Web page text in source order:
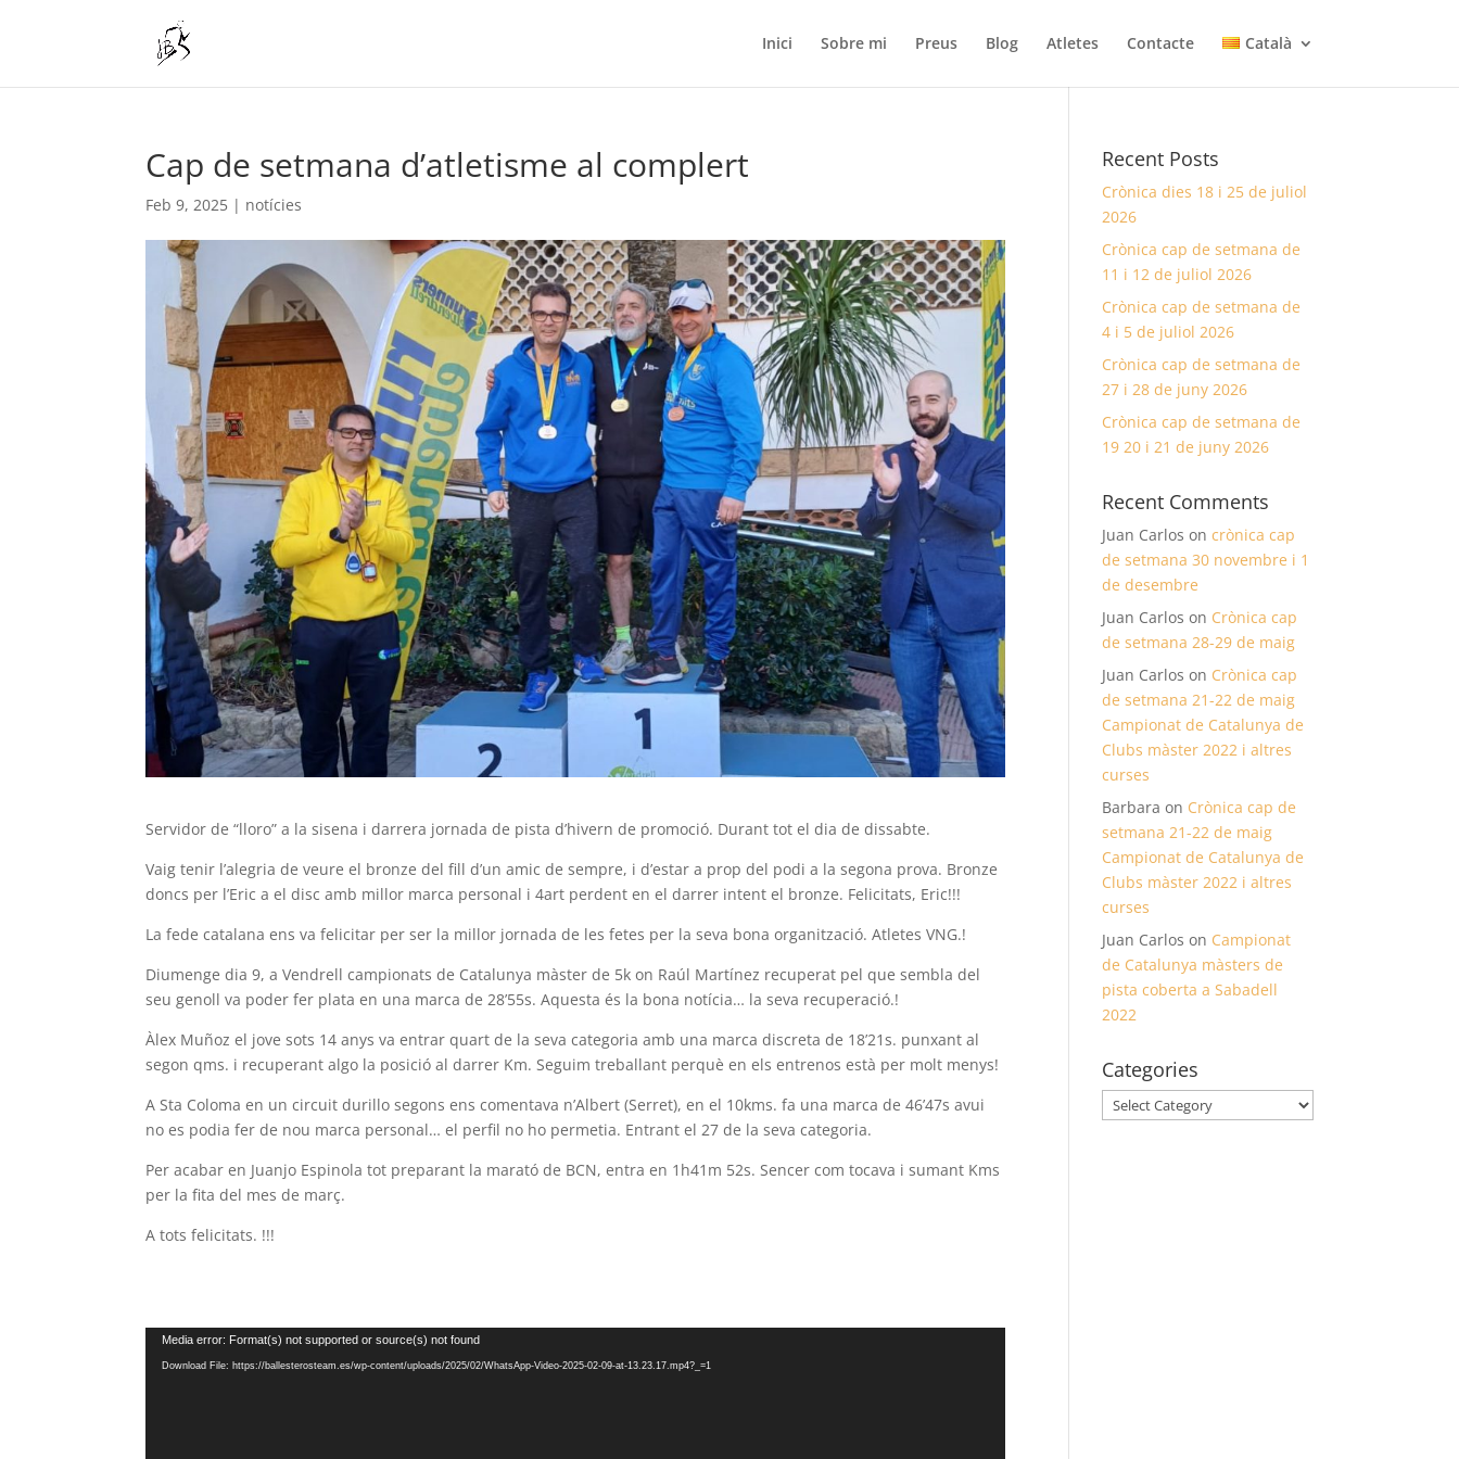
Inici Sobre mi Preus Blog Atletes Contacte Català
Cap de setmana d’atletisme al complert
Feb 9, 2025 | notícies
Servidor de “lloro” a la sisena i darrera jornada de pista d’hivern de promoció. Durant tot el dia de dissabte.
Vaig tenir l’alegria de veure el bronze del fill d’un amic de sempre, i d’estar a prop del podi a la segona prova. Bronze
doncs per l’Eric a el disc amb millor marca personal i 4art perdent en el darrer intent el bronze. Felicitats, Eric!!!
La fede catalana ens va felicitar per ser la millor jornada de les fetes per la seva bona organització. Atletes VNG.!
Diumenge dia 9, a Vendrell campionats de Catalunya màster de 5k on Raúl Martínez recuperat pel que sembla del
seu genoll va poder fer plata en una marca de 28’55s. Aquesta és la bona notícia… la seva recuperació.!
Àlex Muñoz el jove sots 14 anys va entrar quart de la seva categoria amb una marca discreta de 18’21s. punxant al
segon qms. i recuperant algo la posició al darrer Km. Seguim treballant perquè en els entrenos està per molt menys!
A Sta Coloma en un circuit durillo segons ens comentava n’Albert (Serret), en el 10kms. fa una marca de 46’47s avui
no es podia fer de nou marca personal… el perfil no ho permetia. Entrant el 27 de la seva categoria.
Per acabar en Juanjo Espinola tot preparant la marató de BCN, entra en 1h41m 52s. Sencer com tocava i sumant Kms
per la fita del mes de març.
A tots felicitats. !!!
Video
Player
Media error: Format(s) not supported or source(s) not found
Download File: https://ballesterosteam.es/wp-content/uploads/2025/02/WhatsApp-Video-2025-02-09-at-13.23.17.mp4?_=1
Recent Posts
Crònica dies 18 i 25 de juliol
2026
Crònica cap de setmana de
11 i 12 de juliol 2026
Crònica cap de setmana de
4 i 5 de juliol 2026
Crònica cap de setmana de
27 i 28 de juny 2026
Crònica cap de setmana de
19 20 i 21 de juny 2026
Recent Comments
Juan Carlos oncrònica cap
de setmana 30 novembre i 1
de desembre
Juan Carlos on Crònica cap
de setmana 28-29 de maig
Juan Carlos on Crònica cap
de setmana 21-22 de maig
Campionat de Catalunya de
Clubs màster 2022 i altres
curses
Barbara on Crònica cap de
setmana 21-22 de maig
Campionat de Catalunya de
Clubs màster 2022 i altres
curses
Juan Carlos on Campionat
de Catalunya màsters de
pista coberta a Sabadell
2022
Categories
Categories